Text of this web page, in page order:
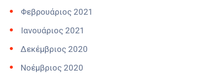
Φεβρουάριος 2021
Ιανουάριος 2021
Δεκέμβριος 2020
Νοέμβριος 2020